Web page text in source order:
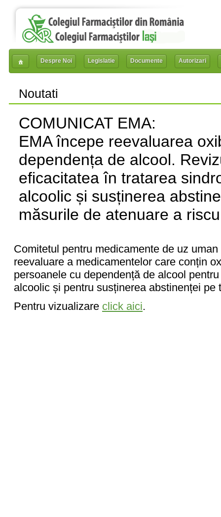
Despre Noi Legislatie Documente Autorizari
Noutati
COMUNICAT EMA:
EMA începe reevaluarea
dependența de alcool.
eficacitatea în tratarea
alcoolic și susținerea
măsurile de atenuare a
Comitetul pentru medicamente de uz
reevaluare a medicamentelor care conțin
persoanele cu dependență de alcool
alcoolic și pentru susținerea abstinenței pe
Pentru vizualizare click aici.